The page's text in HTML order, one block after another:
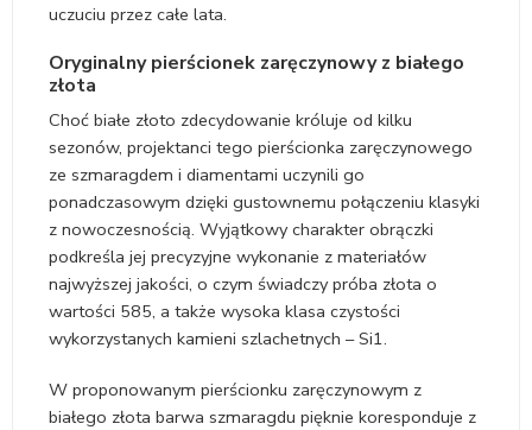
uczuciu przez całe lata.
Oryginalny pierścionek zaręczynowy z białego
złota
Choć białe złoto zdecydowanie króluje od kilku
sezonów, projektanci tego pierścionka zaręczynowego
ze szmaragdem i diamentami uczynili go
ponadczasowym dzięki gustownemu połączeniu klasyki
z nowoczesnością. Wyjątkowy charakter obrączki
podkreśla jej precyzyjne wykonanie z materiałów
najwyższej jakości, o czym świadczy próba złota o
wartości 585, a także wysoka klasa czystości
wykorzystanych kamieni szlachetnych – Si1.
W proponowanym pierścionku zaręczynowym z
białego złota barwa szmaragdu pięknie koresponduje z